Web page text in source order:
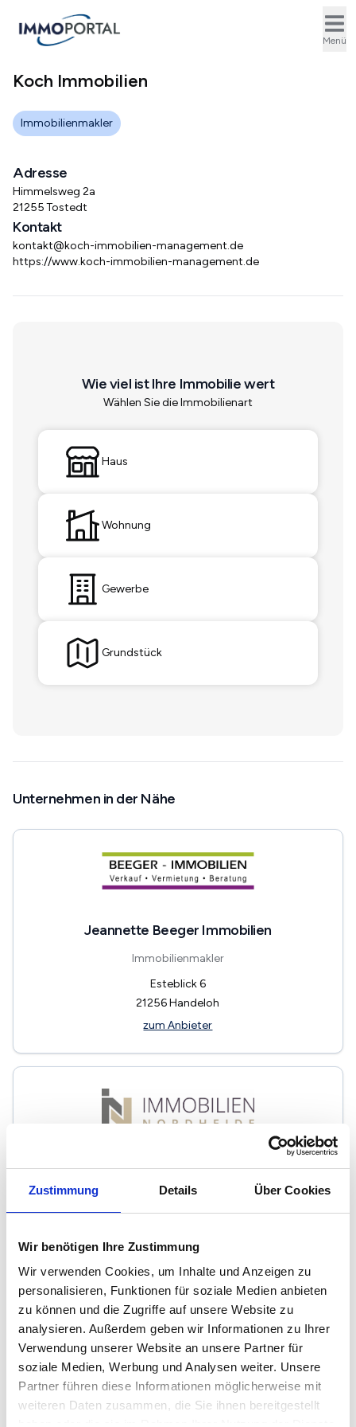
Zustimmung Details Über Cookies
Wir benötigen Ihre Zustimmung
Wir verwenden Cookies, um Inhalte und Anzeigen zu
personalisieren, Funktionen für soziale Medien anbieten
zu können und die Zugriffe auf unsere Website zu
analysieren. Außerdem geben wir Informationen zu Ihrer
Verwendung unserer Website an unsere Partner für
soziale Medien, Werbung und Analysen weiter. Unsere
Partner führen diese Informationen möglicherweise mit
weiteren Daten zusammen, die Sie ihnen bereitgestellt
Menü
Koch Immobilien
Immobilienmakler
Adresse
Himmelsweg 2a
21255 Tostedt
Kontakt
kontakt@koch-immobilien-management.de
https://www.koch-immobilien-management.de
Wie viel ist Ihre Immobilie wert
Wählen Sie die Immobilienart
Haus
Wohnung
Gewerbe
Grundstück
Unternehmen in der Nähe
Jeannette Beeger Immobilien
Immobilienmakler
Esteblick 6
21256 Handeloh
zum Anbieter
Immobilien-Nordheide
Immobilienmakler
21244
Malte Friedrichs Immobilien